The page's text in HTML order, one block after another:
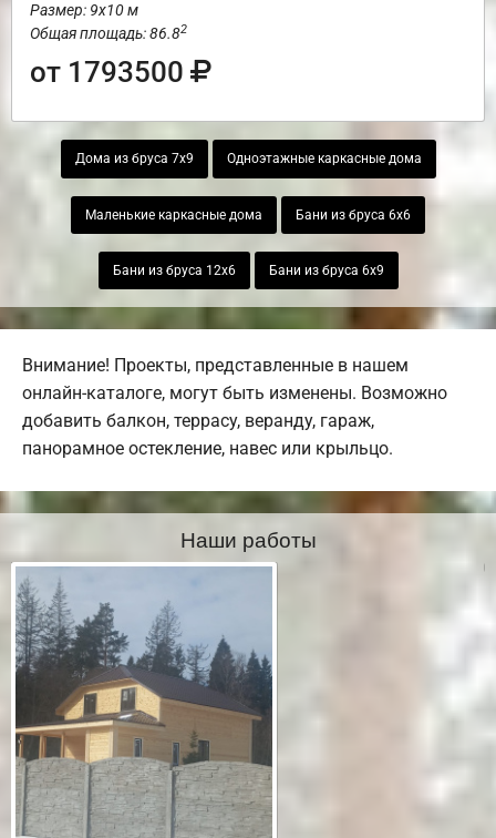
Размер: 9х10 м
Общая площадь: 86.82
от 1793500
Дома из бруса 7х9 Одноэтажные каркасные дома
Маленькие каркасные дома Бани из бруса 6х6
Бани из бруса 12х6 Бани из бруса 6х9
Внимание! Проекты, представленные в нашем
онлайн-каталоге, могут быть изменены. Возможно
добавить балкон, террасу, веранду, гараж,
панорамное остекление, навес или крыльцо.
Наши работы